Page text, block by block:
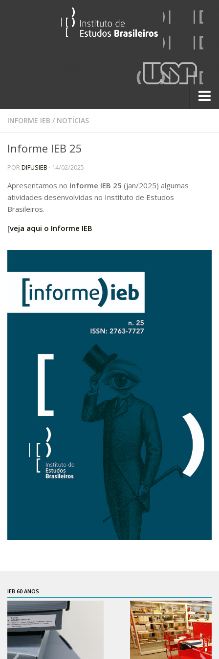
Sobre
A História do IEB
Institucional
60 Anos
Paralelos 22
Pós-Doutorado
Pesquisador Colaborador
Pré-Iniciação Científica
GIP
Pró-Reitoria de Pesquisa e Inovação
Criação de Curso
Comissões
CAAF
CaC
CD
CDH
CSA
Representação Discente
Licitações e Contratos
Abertas
Encerradas
INFORME IEB / NOTÍCIAS
Informe IEB 25
PORDIFUSIEB · 14/02/2025
Apresentamos no Informe IEB 25 (jan/2025) algumas
atividades desenvolvidas no Instituto de Estudos
Brasileiros.
[veja aqui o Informe IEB
IEB 60 ANOS